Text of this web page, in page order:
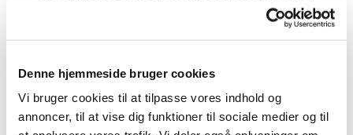
Denne hjemmeside bruger cookies
Vi bruger cookies til at tilpasse vores indhold og
annoncer, til at vise dig funktioner til sociale medier og til
Kalk og disk af sølv havde kirkeværgen taget til sig
" at forvare udi i denne fejdetid, og (de) er fortsat,
om de ellers igen kan findes". Af alterstagerne af
gemt. Kalk og diskvar gemt så godt, at sættet ikke
blev fundet igen, og man måtte klare sig med et
sæt af tin, men da kirken var ryttergods, måtte